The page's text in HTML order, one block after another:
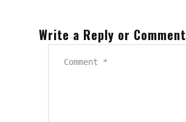
Write a Reply or Comment